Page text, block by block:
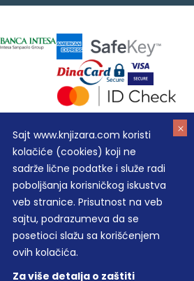
Sajt www.knjizara.com koristi
kolačiće (cookies) koji ne
sadrže lične podatke i služe radi
poboljšanja korisničkog iskustva
veb stranice. Prisutnost na veb
sajtu, podrazumeva da se
posetioci slažu sa korišćenjem
ovih kolačića.
Za više detalja o zaštiti
- MAKART DOO BEOGRAD
PIB: 105184104, MB: 20337524
su u dinarima. PDV je uračunat u
što precizniji u opisu proizvoda,
ali ne možemo garantovati da su sve
grešaka. Svi artikli prikazani na sajtu su
da su dostupni u svakom